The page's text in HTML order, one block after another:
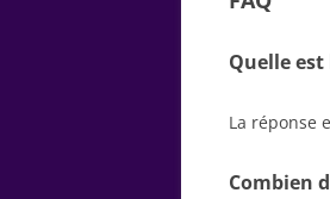
Quelle
La réponse
Combien